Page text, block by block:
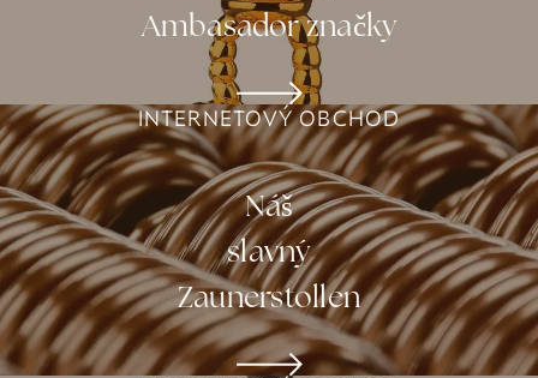
Ambasador značky
INTERNETOVÝ OBCHOD
Náš
slavný
Zaunerstollen